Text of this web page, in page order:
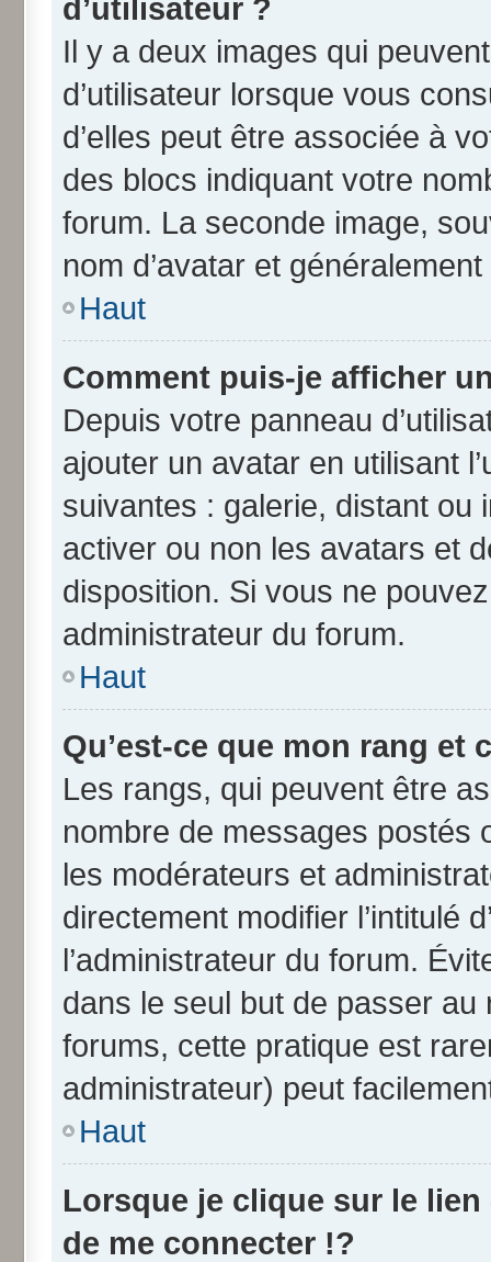
d’utilisateur ?
Il y a deux images qui
d’utilisateur lorsque vous
d’elles peut être associée à
des blocs indiquant votre
forum. La seconde image,
nom d’avatar et
Haut
Comment puis-je afficher
Depuis votre panneau
ajouter un avatar en utilisant
suivantes : galerie, distant ou
activer ou non les avatars et
disposition. Si vous ne
administrateur du forum.
Haut
Qu’est-ce que mon rang et
Les rangs, qui peuvent être
nombre de messages postés
les modérateurs et
directement modifier l’intitulé
l’administrateur du forum.
dans le seul but de passer
forums, cette pratique est
administrateur) peut
Haut
Lorsque je clique sur le lien
de me connecter !?